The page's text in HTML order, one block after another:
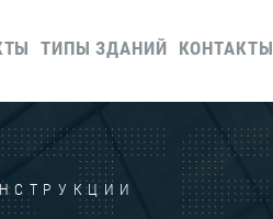
ТИПЫ ЗДАНИЙ КОНТАКТЫ